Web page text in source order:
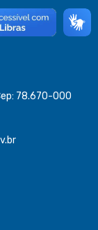
78.670-000